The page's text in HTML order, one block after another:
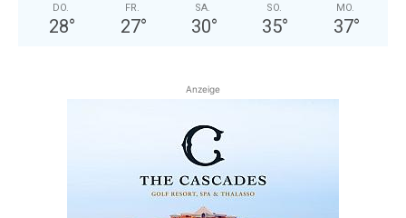
DO.
28°
FR.
27°
SA.
30°
SO.
35°
MO.
37°
Anzeige